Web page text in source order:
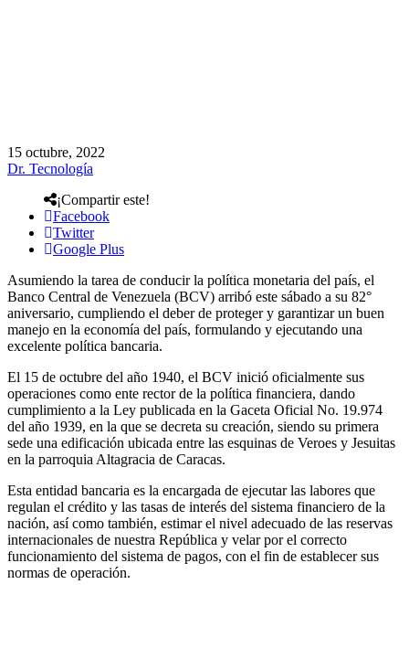
15 octubre, 2022
Dr. Tecnología
¡Compartir este!
Facebook
Twitter
Google Plus
Asumiendo la tarea de conducir la política monetaria del país, el
Banco Central de Venezuela (BCV) arribó este sábado a su 82°
aniversario, cumpliendo el deber de proteger y garantizar un buen
manejo en la economía del país, formulando y ejecutando una
excelente política bancaria.
El 15 de octubre del año 1940, el BCV inició oficialmente sus
operaciones como ente rector de la política financiera, dando
cumplimiento a la Ley publicada en la Gaceta Oficial No. 19.974
del año 1939, en la que se decreta su creación, siendo su primera
sede una edificación ubicada entre las esquinas de Veroes y Jesuitas
en la parroquia Altagracia de Caracas.
Esta entidad bancaria es la encargada de ejecutar las labores que
regulan el crédito y las tasas de interés del sistema financiero de la
nación, así como también, estimar el nivel adecuado de las reservas
internacionales de nuestra República y velar por el correcto
funcionamiento del sistema de pagos, con el fin de establecer sus
normas de operación.